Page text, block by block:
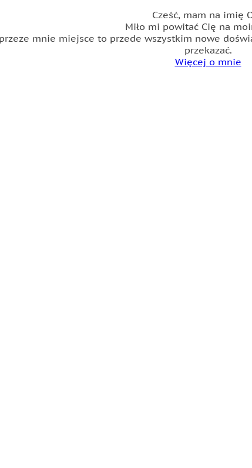
Cześć, mam na imię
Miło mi powitać Cię na
mnie miejsce to przede wszystkim nowe
przekazać.
Więcej o mnie